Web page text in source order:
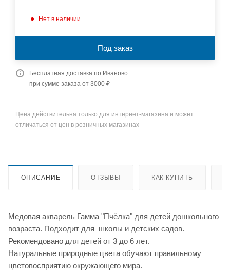
Нет в наличии
Под заказ
Бесплатная доставка по Иваново
при сумме заказа от 3000 ₽
Цена действительна только для интернет-магазина и может
отличаться от цен в розничных магазинах
ОПИСАНИЕ ОТЗЫВЫ КАК КУПИТЬ
Медовая акварель Гамма "Пчёлка" для детей дошкольного
возраста. Подходит для школы и детских садов.
Рекомендовано для детей от 3 до 6 лет.
Натуральные природные цвета обучают правильному
цветовосприятию окружающего мира.